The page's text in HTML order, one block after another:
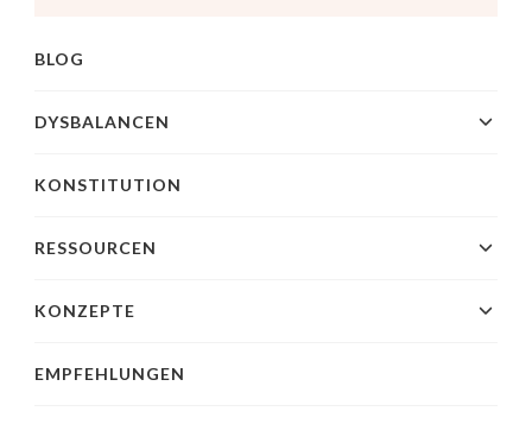
BLOG
DYSBALANCEN
KONSTITUTION
RESSOURCEN
KONZEPTE
EMPFEHLUNGEN